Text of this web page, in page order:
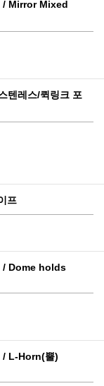
/ Mirror Mixed
텐레스/퀵링크 포
프
/ Dome holds
/ L-Horn(뿔)